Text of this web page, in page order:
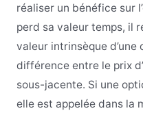
réaliser un bénéfice sur
perd sa valeur temps, il
valeur intrinsèque
différence entre le prix
sous-jacente. Si une
elle est appelée dans la